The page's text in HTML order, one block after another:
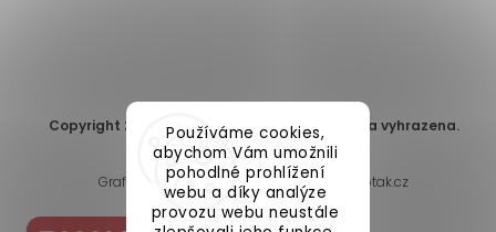
Používáme cookies,
abychom Vám umožnili
pohodlné prohlížení
webu a díky analýze
provozu webu neustále
Copyright 2026 DomaLEP s.r.o. . Všechna práva vyhrazena.
Upravit nastavení cookies
Grafický návrh vytvořil a nakódoval
Shoptak.cz